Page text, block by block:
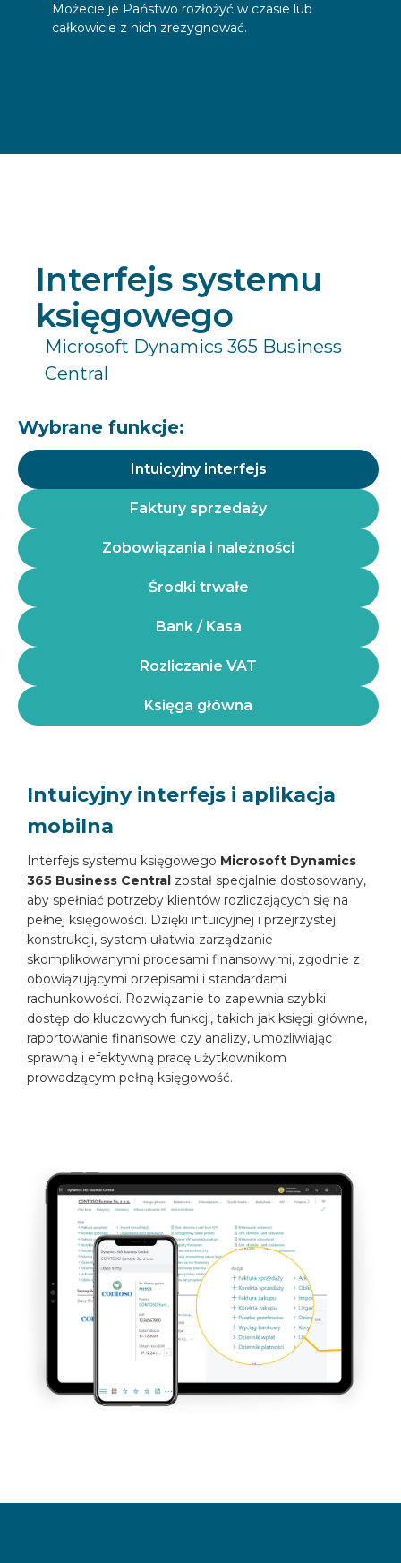
Możecie je Państwo rozłożyć w czasie lub
całkowicie z nich zrezygnować.
Interfejs systemu
księgowego
Microsoft Dynamics 365 Business
Central
Wybrane funkcje:
Intuicyjny interfejs
Faktury sprzedaży
Zobowiązania i należności
Środki trwałe
Bank / Kasa
Rozliczanie VAT
Księga główna
Intuicyjny interfejs i aplikacja
mobilna
Interfejs systemu księgowego Microsoft Dynamics
365 Business Central został specjalnie dostosowany,
aby spełniać potrzeby klientów rozliczających się na
pełnej księgowości. Dzięki intuicyjnej i przejrzystej
konstrukcji, system ułatwia zarządzanie
skomplikowanymi procesami finansowymi, zgodnie z
obowiązującymi przepisami i standardami
rachunkowości. Rozwiązanie to zapewnia szybki
dostęp do kluczowych funkcji, takich jak księgi główne,
raportowanie finansowe czy analizy, umożliwiając
sprawną i efektywną pracę użytkownikom
prowadzącym pełną księgowość.